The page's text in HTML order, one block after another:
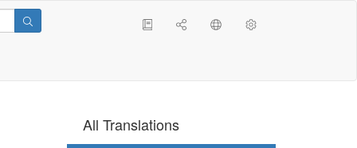
All Translations